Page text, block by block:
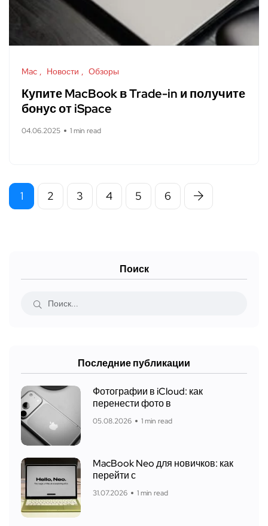
Mac Новости Обзоры
Купите MacBook в Trade-in и получите
бонус от iSpace
04.06.2025 1 min read
1 2 3 4 5 6
Поиск
Последние публикации
Фотографии в iCloud: как
перенести фото в
05.08.2026 1 min read
MacBook Neo для новичков: как
перейти с
31.07.2026 1 min read